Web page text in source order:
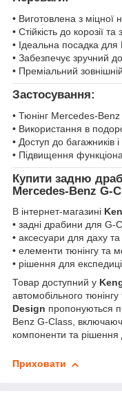
• Виготовлена з міцної
• Стійкість до корозії
• Ідеальна посадка
• Забезпечує зручний
• Преміальний
Застосування:
• Тюнінг Mercedes-
• Використання в
• Доступ до багажників
• Підвищення
Купити задню
Mercedes-Benz G-
В інтернет-магазині
• задні драбини для G-
• аксесуари для даху
• елементи тюнінгу та
• рішення для
Товар доступний у
автомобільного
Design пропонуються
Benz G-Class,
компоненти та рішення
Приховати